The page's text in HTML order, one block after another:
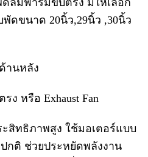
ลมฟาร์มขับตรง มีให้เลือก
ดขนาด 20นิ้ว,29นิ้ว ,30นิ้ว
านหลัง
หรือ Exhaust Fan
สิทธิภาพสูง ใช้มอเตอร์แบบ
กติ ช่วยประหยัดพลังงาน